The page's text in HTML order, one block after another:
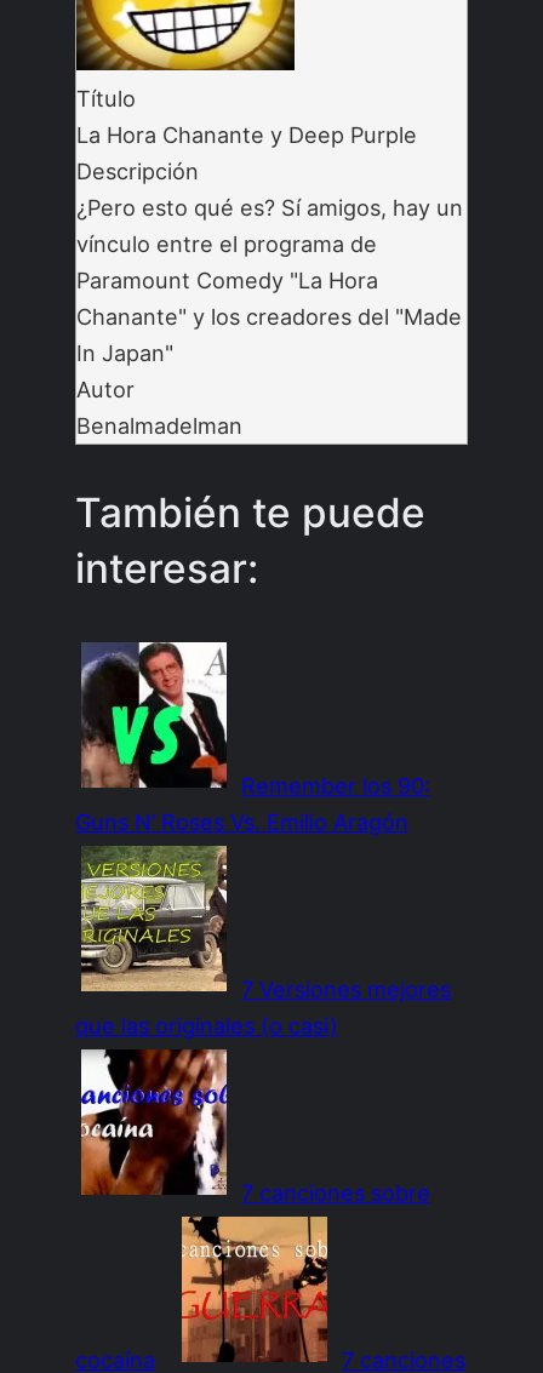
Título
La Hora Chanante y Deep Purple
Descripción
¿Pero esto qué es? Sí amigos, hay un
vínculo entre el programa de
Paramount Comedy "La Hora
Chanante" y los creadores del "Made
In Japan"
Autor
Benalmadelman
También te puede
interesar:
Remember los 90:
Guns N’ Roses Vs. Emilio Aragón
7 Versiones mejores
que las originales (o casi)
7 canciones sobre
cocaína
7 canciones